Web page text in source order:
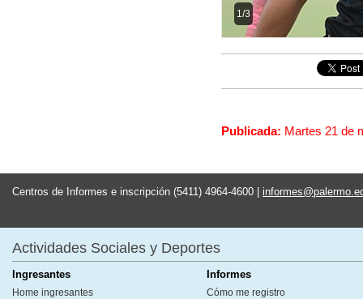
1/3
Publicada: Martes 21 de
Centros de Informes e inscripción (5411) 4964-4600 |
Actividades Sociales y Deportes
Ingresantes
Home ingresantes
Informes
Cómo me registro